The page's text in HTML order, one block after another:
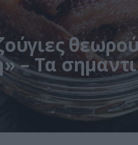
– Τα